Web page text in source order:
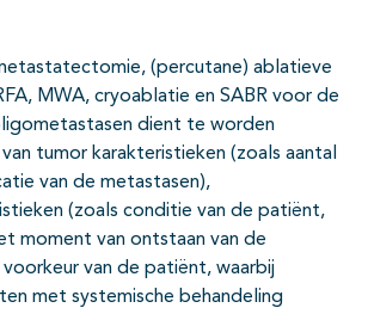
(percutane) ablatieve
MWA, cryoablatie en SABR voor de
dient te worden
tumor karakteristieken (zoals aantal
van de metastasen),
(zoals conditie van de patiënt,
moment van ontstaan van de
van de patiënt, waarbij
met systemische behandeling